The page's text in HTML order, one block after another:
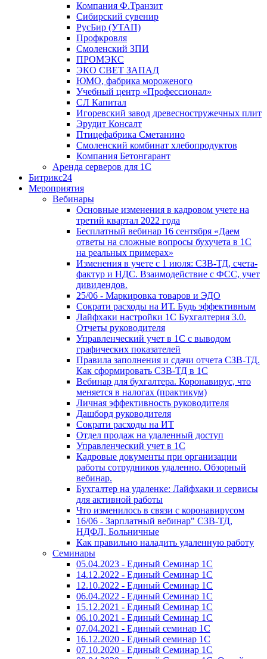
Компания Ф.Транзит
Сибирский сувенир
РусБир (УТАП)
Профкровля
Смоленский ЗПИ
ПРОМЭКС
ЭКО СВЕТ ЗАПАД
ЮМО, фабрика мороженого
Учебный центр «Профессионал»
СЛ Капитал
Игоревский завод древесностружечных плит
Эрудит Консалт
Птицефабрика Сметанино
Смоленский комбинат хлебопродуктов
Компания Бетонгарант
Аренда серверов для 1С
Битрикс24
Мероприятия
Вебинары
Основные изменения в кадровом учете на
третий квартал 2022 года
Бесплатный вебинар 16 сентября «Даем
ответы на сложные вопросы бухучета в 1С
на реальных примерах»
Изменения в учете с 1 июля: СЗВ-ТД, счета-
фактур и НДС. Взаимодействие с ФСС, учет
дивидендов.
25/06 - Маркировка товаров и ЭДО
Сократи расходы на ИТ. Будь эффективным
Лайфхаки настройки 1С Бухгалтерия 3.0.
Отчеты руководителя
Управленческий учет в 1С с выводом
графических показателей
Правила заполнения и сдачи отчета СЗВ-ТД.
Как сформировать СЗВ-ТД в 1С
Вебинар для бухгалтера. Коронавирус, что
меняется в налогах (практикум)
Личная эффективность руководителя
Дашборд руководителя
Сократи расходы на ИТ
Отдел продаж на удаленный доступ
Управленческий учет в 1С
Кадровые документы при организации
работы сотрудников удаленно. Обзорный
вебинар.
Бухгалтер на удаленке: Лайфхаки и сервисы
для активной работы
Что изменилось в связи с коронавирусом
16/06 - Зарплатный вебинар" СЗВ-ТД,
НДФЛ, Больничные
Как правильно наладить удаленную работу
Семинары
05.04.2023 - Единый Семинар 1С
14.12.2022 - Единый Семинар 1С
12.10.2022 - Единый Семинар 1С
06.04.2022 - Единый Семинар 1С
15.12.2021 - Единый Семинар 1С
06.10.2021 - Единый Семинар 1С
07.04.2021 - Единый семинар 1С
16.12.2020 - Единый семинар 1С
07.10.2020 - Единый Семинар 1С